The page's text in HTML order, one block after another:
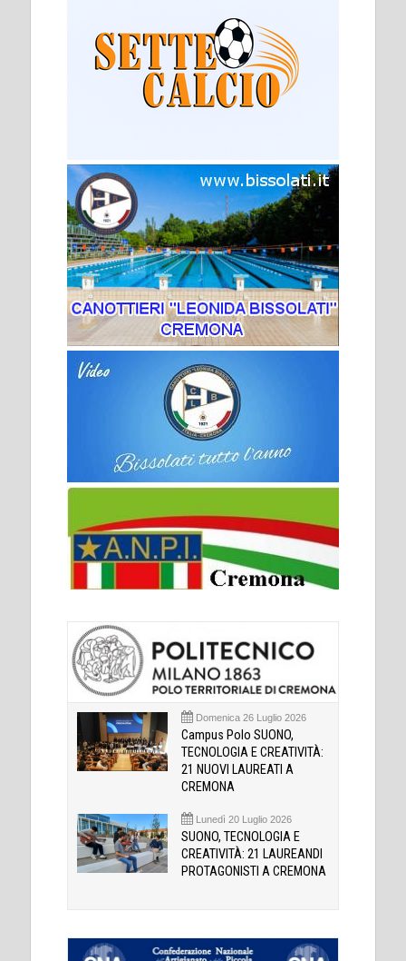
Domenica 26 Luglio 2026
Campus Polo SUONO,
TECNOLOGIA E CREATIVITÀ:
21 NUOVI LAUREATI A
CREMONA
Lunedì 20 Luglio 2026
SUONO, TECNOLOGIA E
CREATIVITÀ: 21 LAUREANDI
PROTAGONISTI A CREMONA